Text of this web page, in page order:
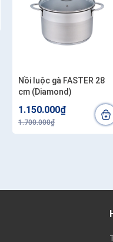
Nồi luộc gà FASTER 28
cm (Diamond)
1.150.000₫
1.700.000₫